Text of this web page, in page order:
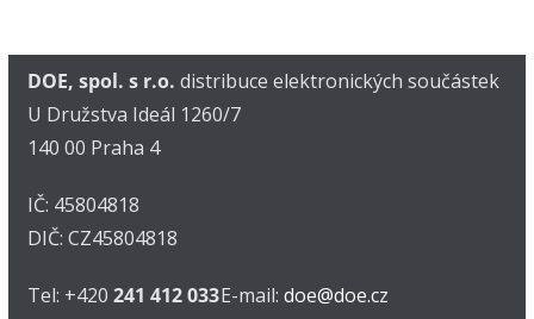
DOE, spol. s r.o. distribuce elektronických součástek
U Družstva Ideál 1260/7
140 00 Praha 4
IČ: 45804818
DIČ: CZ45804818
Tel: +420 241 412 033E-mail: doe@doe.cz